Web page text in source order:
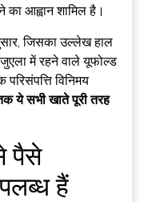
आह्वान शामिल है।
जिसका उल्लेख हाल
में रहने वाले यूफोल्ड
विनिमय
ये सभी खाते पूरी तरह
पैसे
हैं